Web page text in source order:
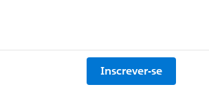
Inscrever-se